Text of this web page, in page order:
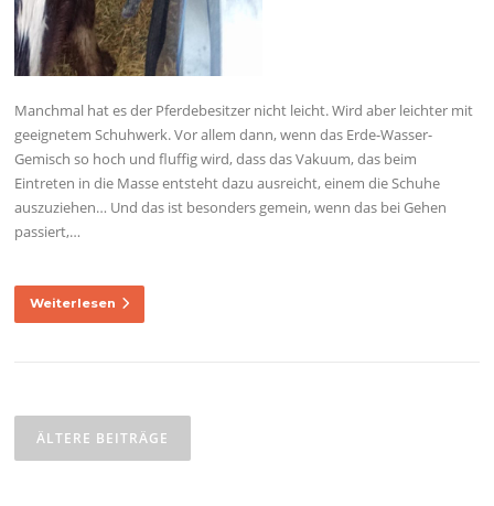
Manchmal hat es der Pferdebesitzer nicht leicht. Wird aber leichter mit
geeignetem Schuhwerk. Vor allem dann, wenn das Erde-Wasser-
Gemisch so hoch und fluffig wird, dass das Vakuum, das beim
Eintreten in die Masse entsteht dazu ausreicht, einem die Schuhe
auszuziehen… Und das ist besonders gemein, wenn das bei Gehen
passiert,…
Weiterlesen
ÄLTERE BEITRÄGE